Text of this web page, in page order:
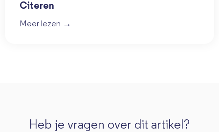
Citeren
Meer lezen →
Heb je vragen over dit artikel?